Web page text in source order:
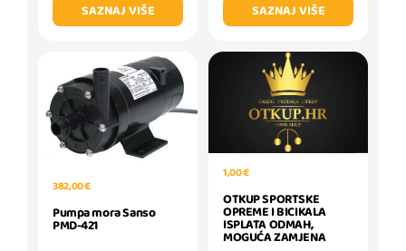
SAZNAJ VIŠE
SAZNAJ VIŠE
382,00 €
Pumpa mora Sanso
PMD-421
1,00 €
OTKUP SPORTSKE
OPREME I BICIKALA
ISPLATA ODMAH,
MOGUĆA ZAMJENA